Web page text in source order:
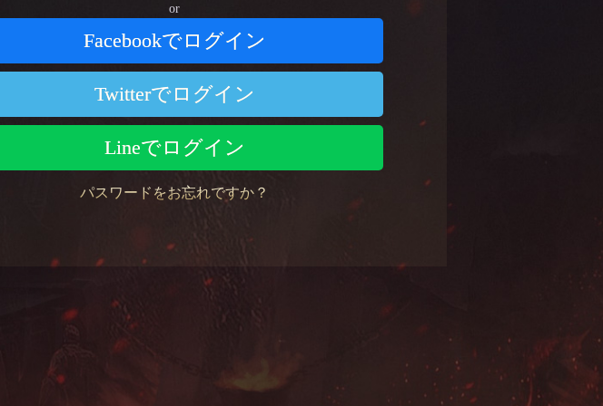
or
Facebookでログイン
Twitterでログイン
Lineでログイン
パスワードをお忘れですか？